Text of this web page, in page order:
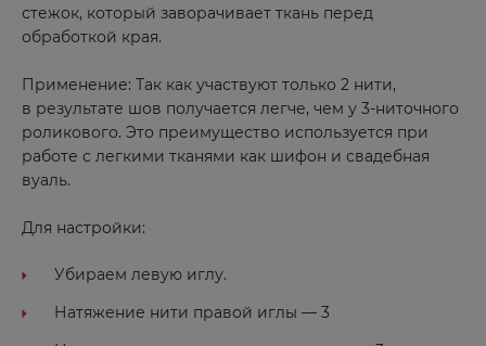
стежок, который заворачивает ткань перед
обработкой края.
Применение: Так как участвуют только 2 нити,
в результате шов получается легче, чем у 3-ниточного
роликового. Это преимущество используется при
работе с легкими тканями как шифон и свадебная
вуаль.
Для настройки:
Убираем левую иглу.
Натяжение нити правой иглы — 3
Заозерный
Зеленоград
Знаменск
И
Иваново
Ижевск
Избербаш